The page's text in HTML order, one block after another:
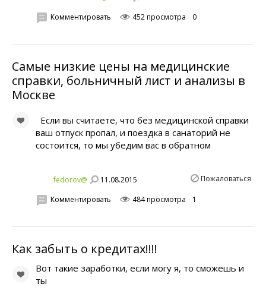
Комментировать 452 просмотра 0
Самые низкие цены на медицинские
справки, больничный лист и анализы в
Москве
Если вы считаете, что без медицинской справки
ваш отпуск пропал, и поездка в санаторий не
состоится, то мы убедим вас в обратном
fedorov@ 11.08.2015 Пожаловаться
Комментировать 484 просмотра 1
Как забыть о кредитах!!!!
Вот такие заработки, если могу я, то сможешь и
ты